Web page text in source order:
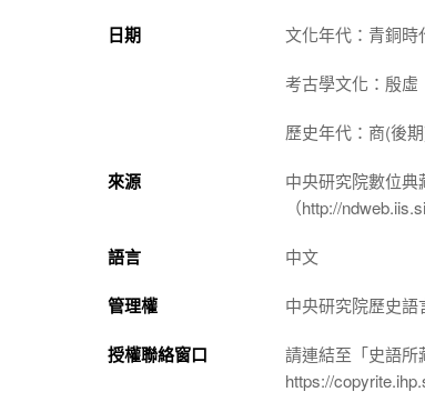
日期 文化年代：青銅時
考古學文化：殷虛
歷史年代：商(後
來源
中央研究院數位
（http://
語言 中文
管理權 中央研究院歷史語
授權聯絡窗口
請連結至「史語所
https://